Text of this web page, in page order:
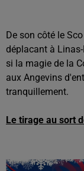
De son côté le
déplacant à
si la magie de la
aux Angevins
tranquillement.
Le tirage au sort